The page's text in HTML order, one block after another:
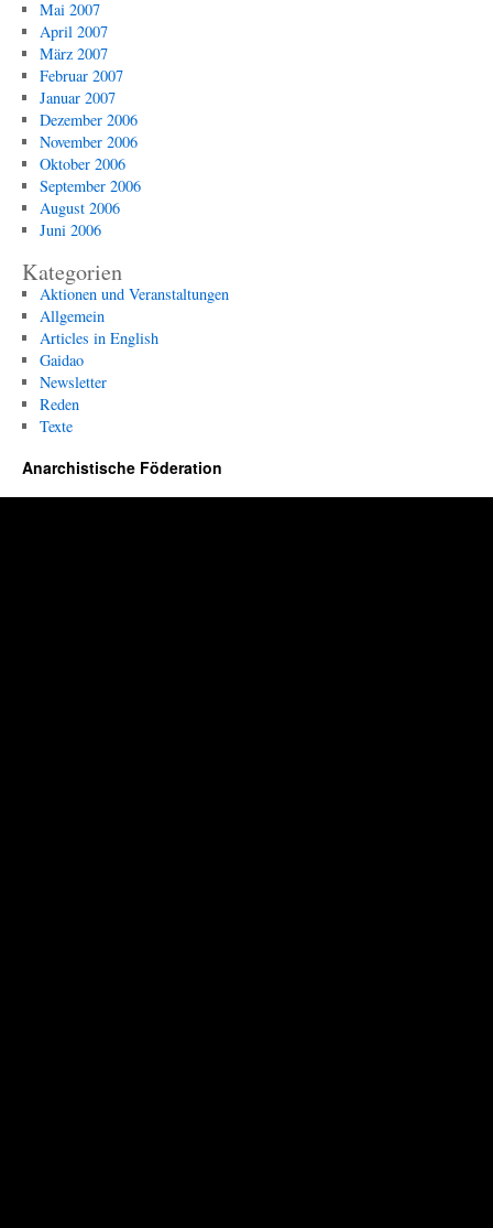
Mai 2007
April 2007
März 2007
Februar 2007
Januar 2007
Dezember 2006
November 2006
Oktober 2006
September 2006
August 2006
Juni 2006
Kategorien
Aktionen und Veranstaltungen
Allgemein
Articles in English
Gaidao
Newsletter
Reden
Texte
Anarchistische Föderation